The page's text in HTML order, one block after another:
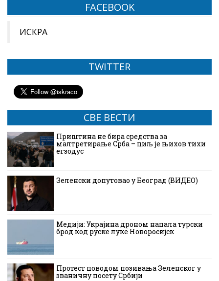
FACEBOOK
ИСКРА
TWITTER
СВЕ ВЕСТИ
Приштина не бира средства за
малтретирање Срба – циљ је њихов тихи
егзодус
Зеленски допутовао у Београд (ВИДЕО)
Медији: Украјина дроном напала турски
брод код руске луке Новоросијск
Протест поводом позивања Зеленског у
званичну посету Србији